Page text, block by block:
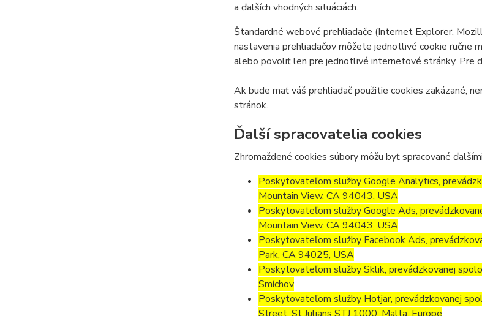
a ďalších vhodných situáciách.
Štandardné webové prehliadače (Internet Explorer,
nastavenia prehliadačov môžete jednotlivé cookie ručne
alebo povoliť len pre jednotlivé internetové stránky. Pre
Ak bude mať váš prehliadač použitie cookies zakázané,
stránok.
Ďalší spracovatelia cookies
Zhromaždené cookies súbory môžu byť spracované
Poskytovateľom služby Google Analytics,
Mountain View, CA 94043, USA
Poskytovateľom služby Google Ads,
Mountain View, CA 94043, USA
Poskytovateľom služby Facebook Ads,
Park, CA 94025, USA
Poskytovateľom služby Sklik, prevádzkovanej
Smíchov
Poskytovateľom služby Hotjar, prevádzkovanej